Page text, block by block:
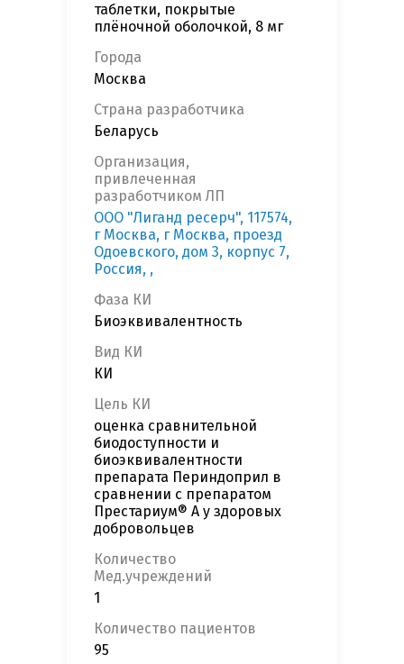
таблетки, покрытые
плёночной оболочкой, 8 мг
Города
Москва
Страна разработчика
Беларусь
Организация,
привлеченная
разработчиком ЛП
ООО "Лиганд ресерч", 117574,
г Москва, г Москва, проезд
Одоевского, дом 3, корпус 7,
Россия, ,
Фаза КИ
Биоэквивалентность
Вид КИ
КИ
Цель КИ
оценка сравнительной
биодоступности и
биоэквивалентности
препарата Периндоприл в
сравнении с препаратом
Престариум® А у здоровых
добровольцев
Количество
Мед.учреждений
1
Количество пациентов
95